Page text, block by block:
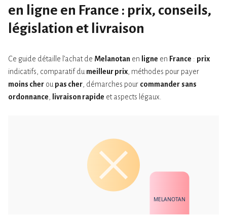
en ligne en France : prix, conseils,
législation et livraison
Ce guide détaille l’achat de Melanotan en ligne en France : prix
indicatifs, comparatif du meilleur prix , méthodes pour payer
moins cher ou pas cher , démarches pour commander sans
ordonnance
livraison rapide et aspects légaux.
MELANOTAN